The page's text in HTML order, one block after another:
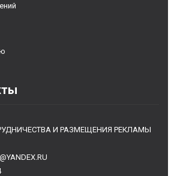
И РАЗМЕЩЕНИЯ РЕКЛАМЫ